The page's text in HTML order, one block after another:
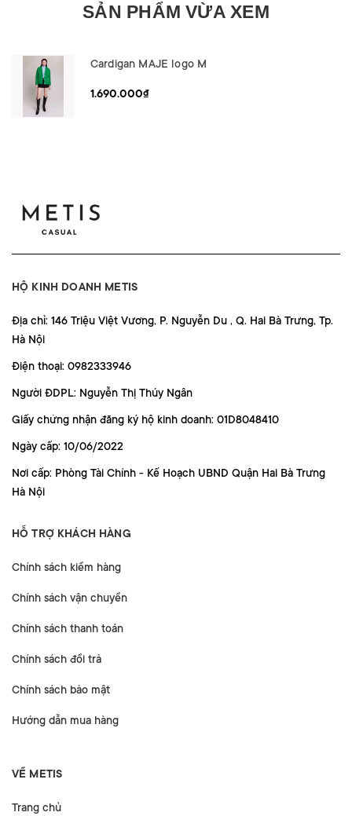
SẢN PHẨM VỪA XEM
Cardigan MAJE logo M
1.690.000₫
HỘ KINH DOANH METIS
Địa chỉ: 146 Triệu Việt Vương, P. Nguyễn Du , Q. Hai Bà Trưng, Tp.
Hà Nội
Điện thoại: 0982333946
Người ĐDPL: Nguyễn Thị Thúy Ngân
Giấy chứng nhận đăng ký hộ kinh doanh: 01D8048410
Ngày cấp: 10/06/2022
Nơi cấp: Phòng Tài Chính - Kế Hoạch UBND Quận Hai Bà Trưng
Hà Nội
HỖ TRỢ KHÁCH HÀNG
Chính sách kiểm hàng
Chính sách vận chuyển
Chính sách thanh toán
Chính sách đổi trả
Chính sách bảo mật
Hướng dẫn mua hàng
VỀ METIS
Trang chủ